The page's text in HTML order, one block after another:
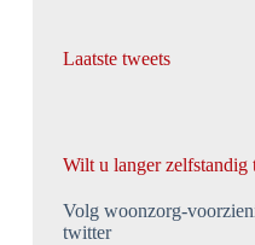
Laatste tweets
Wilt u langer zelfstandig
Volg woonzorg-
twitter